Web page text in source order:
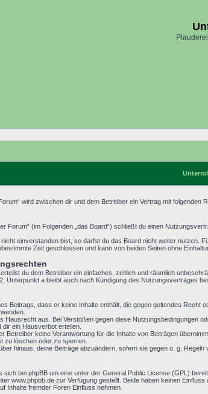
wird zwischen dir und dem Betreiber ein Vertrag mit folgenden
Forum“ (im Folgenden „das Board“) schließt du einen
einverstanden bist, so darfst du das Board nicht weiter nutzen.
Zeit geschlossen und kann von beiden Seiten ohne
du dem Betreiber ein einfaches, zeitlich und räumlich
Unterpunkt a bleibt auch nach Kündigung des Nutzungsvertrages
Beitrags, dass er keine Inhalte enthält, die gegen geltendes
Hausrecht aus. Bei Verstößen gegen diese Nutzungsbedingungen
ein Hausverbot erteilen.
Betreiber keine Verantwortung für die Inhalte von Beiträgen
zu löschen oder zu sperren.
hinaus, deine Beiträge abzuändern, sofern sie gegen o. g.
sich bei phpBB um eine unter der General Public License (GPL)
www.phpbb.de zur Verfügung gestellt. Beide haben keinen
Inhalte fremder Foren Einfluss nehmen.